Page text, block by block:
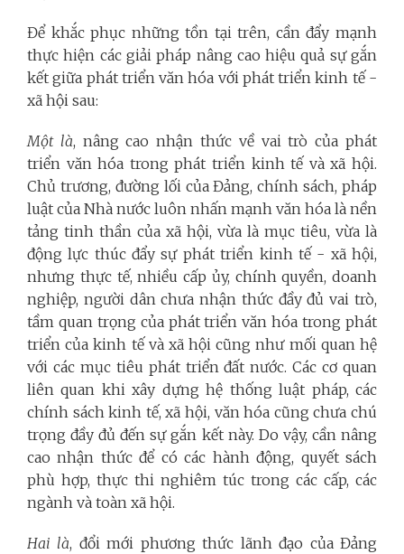
Để khắc phục những tồn tại trên, cần đẩy mạnh
thực hiện các giải pháp nâng cao hiệu quả sự gắn
kết giữa phát triển văn hóa với phát triển kinh tế -
xã hội sau:
Một là, nâng cao nhận thức về vai trò của phát
triển văn hóa trong phát triển kinh tế và xã hội.
Chủ trương, đường lối của Đảng, chính sách, pháp
luật của Nhà nước luôn nhấn mạnh văn hóa là nền
tảng tinh thần của xã hội, vừa là mục tiêu, vừa là
động lực thúc đẩy sự phát triển kinh tế - xã hội,
nhưng thực tế, nhiều cấp ủy, chính quyền, doanh
nghiệp, người dân chưa nhận thức đầy đủ vai trò,
tầm quan trọng của phát triển văn hóa trong phát
triển của kinh tế và xã hội cũng như mối quan hệ
với các mục tiêu phát triển đất nước. Các cơ quan
liên quan khi xây dựng hệ thống luật pháp, các
chính sách kinh tế, xã hội, văn hóa cũng chưa chú
trọng đầy đủ đến sự gắn kết này. Do vậy, cần nâng
cao nhận thức để có các hành động, quyết sách
phù hợp, thực thi nghiêm túc trong các cấp, các
ngành và toàn xã hội.
Hai là, đổi mới phương thức lãnh đạo của Đảng